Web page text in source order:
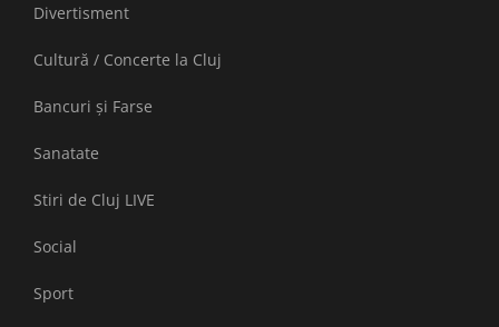
Divertisment
Cultură / Concerte la Cluj
Bancuri și Farse
Sanatate
Stiri de Cluj LIVE
Social
Sport